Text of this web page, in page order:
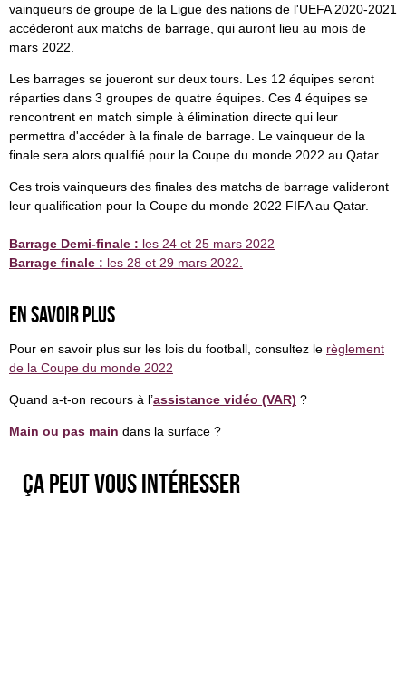
vainqueurs de groupe de la Ligue des nations de l'UEFA 2020-2021
accèderont aux matchs de barrage, qui auront lieu au mois de
mars 2022.
Les barrages se joueront sur deux tours. Les 12 équipes seront
réparties dans 3 groupes de quatre équipes. Ces 4 équipes se
rencontrent en match simple à élimination directe qui leur
permettra d'accéder à la finale de barrage. Le vainqueur de la
finale sera alors qualifié pour la Coupe du monde 2022 au Qatar.
Ces trois vainqueurs des finales des matchs de barrage valideront
leur qualification pour la Coupe du monde 2022 FIFA au Qatar.
Barrage Demi-finale : les 24 et 25 mars 2022
Barrage finale : les 28 et 29 mars 2022.
En savoir plus
Pour en savoir plus sur les lois du football, consultez le règlement
de la Coupe du monde 2022
Quand a-t-on recours à l’assistance vidéo (VAR) ?
Main ou pas main dans la surface ?
Ça peut vous intéresser